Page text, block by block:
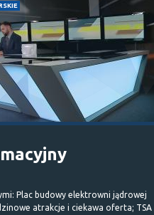
Plac budowy elektrowni jądrowej
atrakcje i ciekawa oferta; TSA